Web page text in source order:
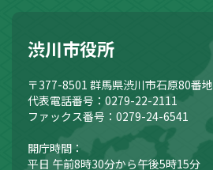
渋川市役所
〒377-8501 群馬県渋川市石原80番地
代表電話番号：0279-22-2111
ファックス番号：0279-24-6541
開庁時間：
平日 午前8時30分から午後5時15分